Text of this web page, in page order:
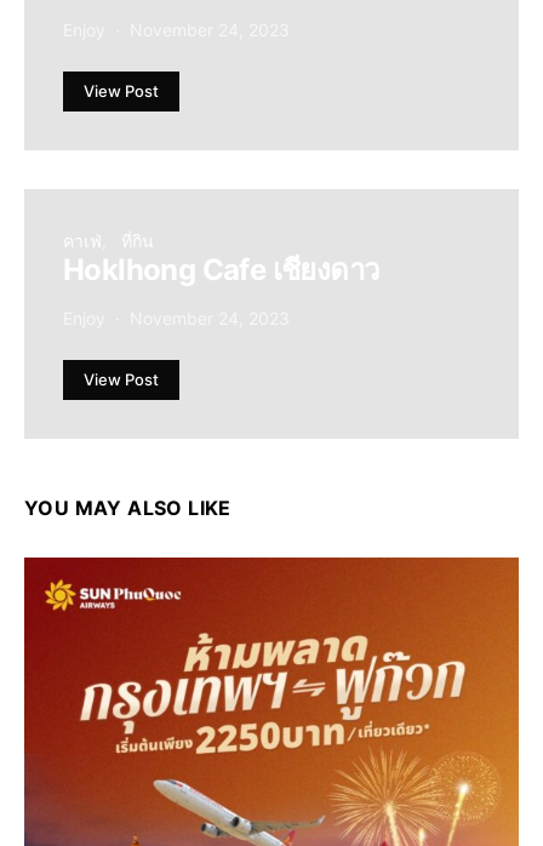
View Post
คาเฟ่ ที่กิน
Hoklhong Cafe เชียงดาว
View Post
YOU MAY ALSO LIKE